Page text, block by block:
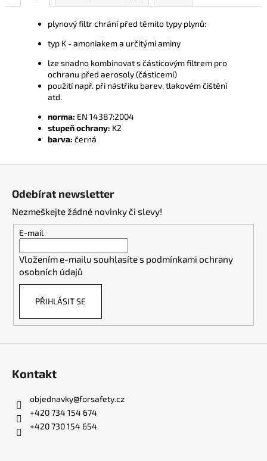
plynový filtr chrání před těmito typy plynů:
typ K - amoniakem a určitými aminy
lze snadno kombinovat s částicovým filtrem pro
ochranu před aerosoly (částicemi)
použití např. při nástřiku barev, tlakovém čištění
atd.
norma: EN 14387:2004
stupeň ochrany: K2
barva: černá
Odebírat newsletter
Nezmeškejte žádné novinky či slevy!
E-mail
Vložením e-mailu souhlasíte s podmínkami ochrany
osobních údajů
PŘIHLÁSIT SE
Kontakt
objednavky@forsafety.cz
+420 734 154 674
+420 730 154 654